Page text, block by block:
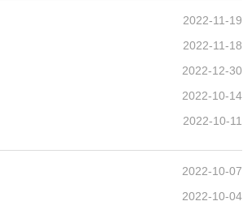
2022-11-19
2022-11-18
2022-12-30
2022-10-14
2022-10-11
2022-10-07
2022-10-04